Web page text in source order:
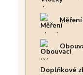
Doplňkové